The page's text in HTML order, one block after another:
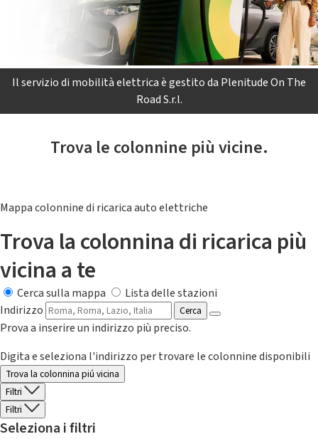
Il servizio di mobilità elettrica è gestito da Plenitude On The
Road S.r.l.
Trova le colonnine più vicine.
Mappa colonnine di ricarica auto elettriche
Trova la colonnina di ricarica più
vicina a te
Cerca sulla mappa
Lista delle stazioni
Indirizzo
Cerca
Prova a inserire un indirizzo più preciso.
Digita e seleziona l'indirizzo per trovare le colonnine disponibili
Trova la colonnina piú vicina
Filtri
Filtri
Seleziona i filtri